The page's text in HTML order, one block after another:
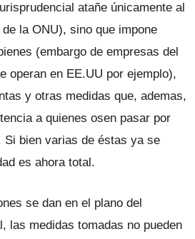
atañe únicamente al
la ONU), sino que impone
(embargo de empresas del
operan en EE.UU por ejemplo),
y otras medidas que, ademas,
a quienes osen pasar por
Si bien varias de éstas ya se
es ahora total.
se dan en el plano del
las medidas tomadas no pueden